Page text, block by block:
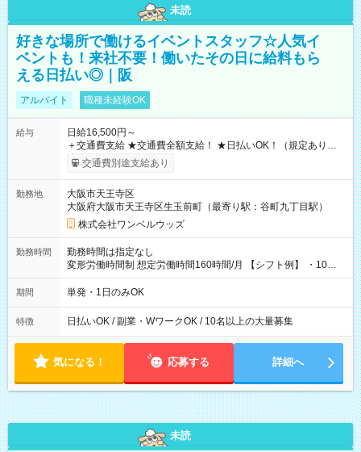
未読
好きな場所で働けるイベントスタッフ☆人気イ
ベントも！来社不要！働いたその日に給料もら
える日払い◎｜阪
アルバイト 職種未経験OK
給与
日給16,500円～
＋交通費支給 ★交通費全額支給！ ★日払いOK！（規定あり） ┗
働いたその日に現金GET♪ お仕事後はコンビニATMから 日払
交通費別途支給あり
勤務地
大阪市天王寺区
大阪府大阪市天王寺区生玉前町（最寄り駅：谷町九丁目駅）
株式会社ワンベルウッズ
勤務時間
勤務時間は指定なし
変形労働時間制 想定労働時間160時間/月 【シフト例】 ・10：
00～20：00
期間 単発・1日のみOK
特徴 日払いOK / 副業・WワークOK / 10名以上の大量募集
気になる！ 応募する 詳細へ
未読